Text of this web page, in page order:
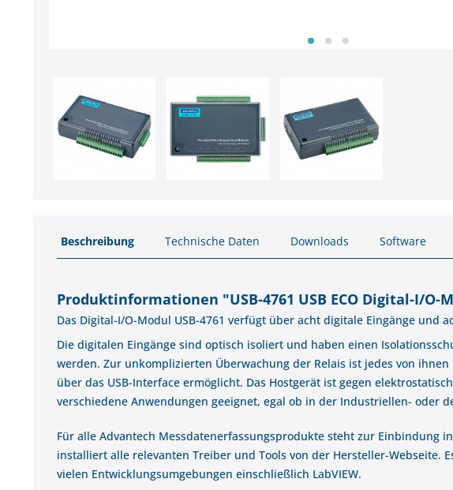
Beschreibung Technische Daten Downloads Software
Produktinformationen "USB-4761 USB ECO Digital-I/O-
Das Digital-I/O-Modul USB-4761 verfügt über acht digitale Eingänge und
Die digitalen Eingänge sind optisch isoliert und haben einen
werden. Zur unkomplizierten Überwachung der Relais ist jedes von
über das USB-Interface ermöglicht. Das Hostgerät ist gegen
verschiedene Anwendungen geeignet, egal ob in der Industriellen- oder
Für alle Advantech Messdatenerfassungsprodukte steht zur Einbindung
installiert alle relevanten Treiber und Tools von der Hersteller-
vielen Entwicklungsumgebungen einschließlich LabVIEW.